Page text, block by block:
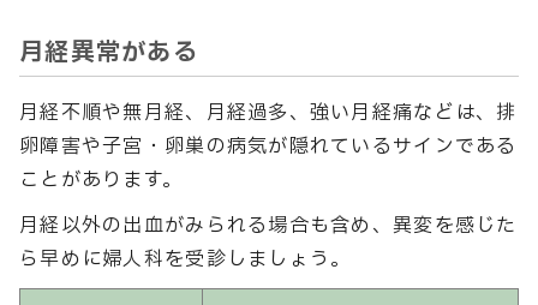
月経異常がある
月経不順や無月経、月経過多、強い月経痛などは、排
卵障害や子宮・卵巣の病気が隠れているサインである
ことがあります。
月経以外の出血がみられる場合も含め、異変を感じた
ら早めに婦人科を受診しましょう。